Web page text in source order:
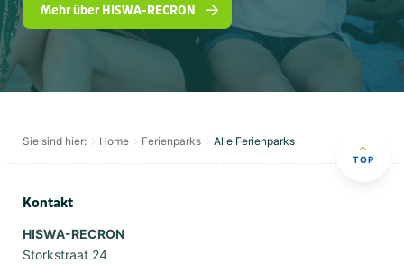
Mehr über HISWA-RECRON
Sie sind hier: Home Ferienparks Alle Ferienparks
TOP
Kontakt
HISWA-RECRON
Storkstraat 24